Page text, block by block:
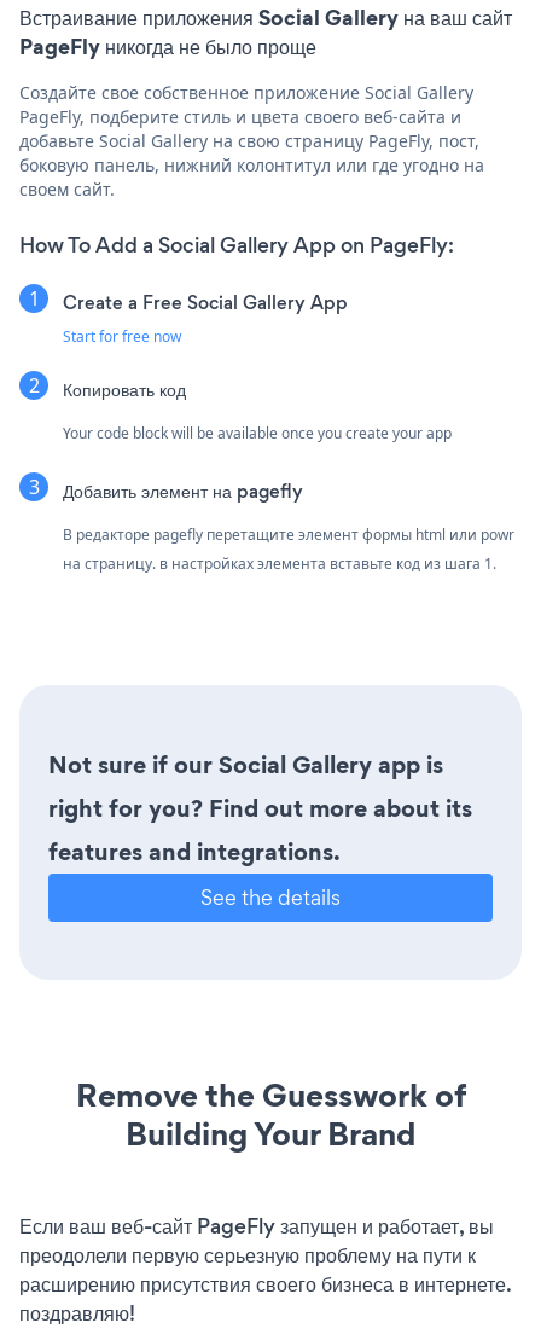
Встраивание приложения Social Gallery на ваш сайт
PageFly никогда не было проще
Создайте свое собственное приложение Social Gallery
PageFly, подберите стиль и цвета своего веб-сайта и
добавьте Social Gallery на свою страницу PageFly, пост,
боковую панель, нижний колонтитул или где угодно на
своем сайт.
How To Add a Social Gallery App on PageFly:
Create a Free Social Gallery App
Start for free now
Копировать код
Your code block will be available once you create your app
Добавить элемент на pagefly
В редакторе pagefly перетащите элемент формы html или powr
на страницу. в настройках элемента вставьте код из шага 1.
Not sure if our Social Gallery app is
right for you? Find out more about its
features and integrations.
See the details
Remove the Guesswork of
Building Your Brand
Если ваш веб-сайт PageFly запущен и работает, вы
преодолели первую серьезную проблему на пути к
расширению присутствия своего бизнеса в интернете.
поздравляю!